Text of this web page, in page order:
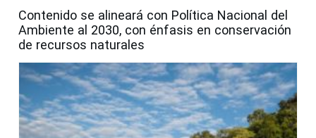
Contenido se alineará con Política Nacional del
Ambiente al 2030, con énfasis en conservación
de recursos naturales